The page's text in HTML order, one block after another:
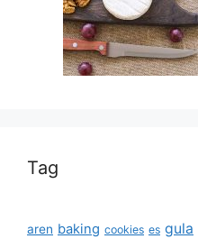
Tag
aren baking cookies es gula